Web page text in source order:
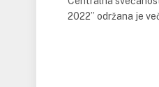
2022” održana je